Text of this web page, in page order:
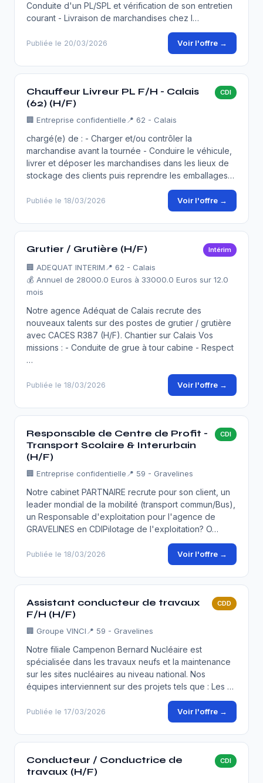
Conduite d'un PL/SPL et vérification de son entretien
courant - Livraison de marchandises chez l…
Publiée le 20/03/2026 Voir l'offre →
Chauffeur Livreur PL F/H - Calais
(62) (H/F)
CDI
🏢 Entreprise confidentielle 📍 62 - Calais
chargé(e) de : - Charger et/ou contrôler la
marchandise avant la tournée - Conduire le véhicule,
livrer et déposer les marchandises dans les lieux de
stockage des clients puis reprendre les emballages…
Publiée le 18/03/2026 Voir l'offre →
Grutier / Grutière (H/F) Intérim
🏢 ADEQUAT INTERIM 📍 62 - Calais
💰 Annuel de 28000.0 Euros à 33000.0 Euros sur 12.0
mois
Notre agence Adéquat de Calais recrute des
nouveaux talents sur des postes de grutier / grutière
avec CACES R387 (H/F). Chantier sur Calais Vos
missions : - Conduite de grue à tour cabine - Respect
…
Publiée le 18/03/2026 Voir l'offre →
Responsable de Centre de Profit -
Transport Scolaire & Interurbain
(H/F)
CDI
🏢 Entreprise confidentielle 📍 59 - Gravelines
Notre cabinet PARTNAIRE recrute pour son client, un
leader mondial de la mobilité (transport commun/Bus),
un Responsable d'exploitation pour l'agence de
GRAVELINES en CDIPilotage de l'exploitation? O…
Publiée le 18/03/2026 Voir l'offre →
Assistant conducteur de travaux
F/H (H/F)
CDD
🏢 Groupe VINCI 📍 59 - Gravelines
Notre filiale Campenon Bernard Nucléaire est
spécialisée dans les travaux neufs et la maintenance
sur les sites nucléaires au niveau national. Nos
équipes interviennent sur des projets tels que : Les …
Publiée le 17/03/2026 Voir l'offre →
Conducteur / Conductrice de
travaux (H/F)
CDI